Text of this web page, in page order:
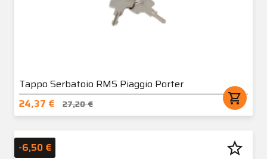
Tappo Serbatoio RMS Piaggio Porter
24,37 €
27,20 € shopping_cart
-6,50 € star_border